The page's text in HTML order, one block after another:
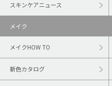
スキンケアニュース
メイク
メイクHOW TO
新色カタログ